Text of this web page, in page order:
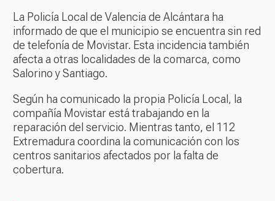
La Policía Local de Valencia de Alcántara ha
informado de que el municipio se encuentra sin red
de telefonía de Movistar. Esta incidencia también
afecta a otras localidades de la comarca, como
Salorino y Santiago.
Según ha comunicado la propia Policía Local, la
compañía Movistar está trabajando en la
reparación del servicio. Mientras tanto, el 112
Extremadura coordina la comunicación con los
centros sanitarios afectados por la falta de
cobertura.